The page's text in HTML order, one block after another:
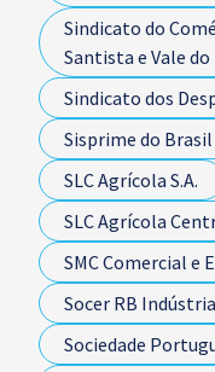
Sindicato do
Santista e Vale
Sindicato dos
Sisprime do Brasil
SLC Agrícola S.A.
SLC Agrícola
SMC Comercial e
Socer RB
Sociedade